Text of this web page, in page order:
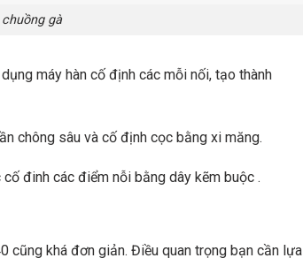
gà
máy hàn cố định các mỗi nối, tạo thành
chông sâu và cố định cọc bằng xi măng.
đinh các điểm nỗi bằng dây kẽm buộc .
cũng khá đơn giản. Điều quan trọng bạn cần lựa